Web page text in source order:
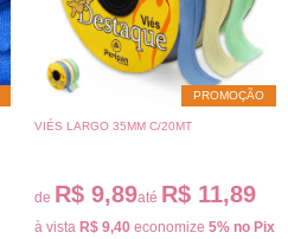
PROMOÇÃO
VIÉS LARGO 35MM C/20MT
de R$ 9,89até R$ 11,89
à vista R$ 9,40 economize 5% no Pix